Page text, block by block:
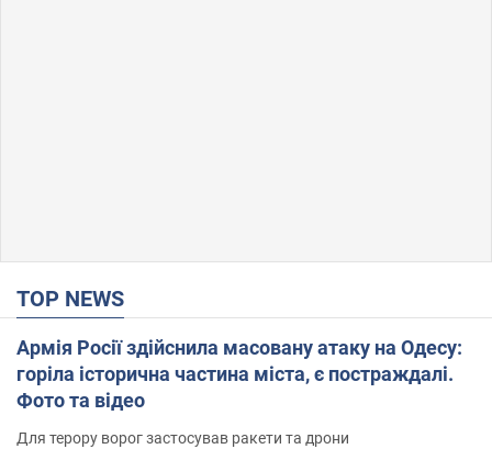
TOP NEWS
Армія Росії здійснила масовану атаку на Одесу:
горіла історична частина міста, є постраждалі.
Фото та відео
Для терору ворог застосував ракети та дрони